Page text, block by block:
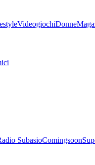
VideogiochiDonne
SubasioComingsoon